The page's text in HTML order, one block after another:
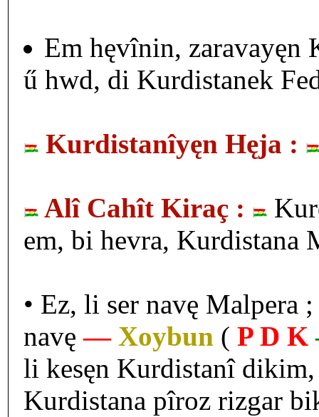
Em hęvînin,
ű hwd, di Kurdistanek
Kurdistanîyęn Hęja :
Alî Cahît Kiraç :
em, bi hevra, Kurdistana
• Ez, li ser navę
navę— Xoybun ( P D K
li kesęn Kurdistanî
Kurdistana pîroz rizgar